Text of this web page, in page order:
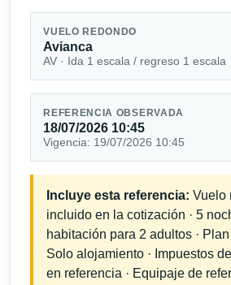
VUELO REDONDO
Avianca
AV · Ida 1 escala / regreso 1 escala
REFERENCIA OBSERVADA
18/07/2026 10:45
Vigencia: 19/07/2026 10:45
Incluye esta referencia: Vuelo
incluido en la cotización · 5
habitación para 2 adultos ·
Solo alojamiento · Impuestos
en referencia · Equipaje de